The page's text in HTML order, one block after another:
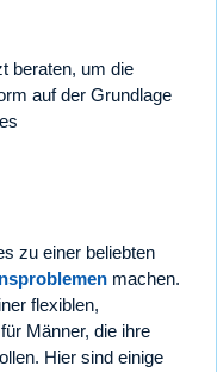
beraten, um die
auf der Grundlage
zu einer beliebten
machen.
flexiblen,
Männer, die ihre
Hier sind einige